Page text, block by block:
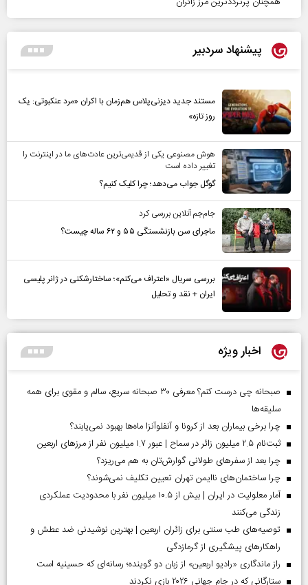
پیشنهاد سردبیر
مستند جدید دیزنی‌پلاس هم‌زمان با اکران «مرد عنکبوتی: یک
روز تازه»
هوش مصنوعی یکی از قدیمی‌ترین عادت‌های ما در اینترنت را
تغییر داده است
گوگل جواب می‌دهد؛ چرا کلیک کنیم؟
جام‌جم آنلاین بررسی کرد
ماجرای سن بازنشستگی ۵۵ و ۶۲ ساله چیست؟
بررسی سریال «اعتراف می‌کنم»؛ ساختارشکنی در ژانر پلیسی
ایران + نقد و تحلیل
اخبار ویژه
صبحانه چی درست کنم؟ معرفی ۳۰ صبحانه سریع، سالم و مقوی برای همه
سلیقه‌ها
چرا برخی بیماران بعد از کرونا و آنفلوآنزا ماه‌ها بهبود نمی‌یابند؟
ثبت‌نام ۲.۵ میلیون زائر در سماح | عبور ۱.۷ میلیون نفر از مرز‌های اربعین
چرا بعد از سفرهای طولانی گوارش‌تان به هم می‌ریزد؟
چرا ساختمان‌های ناایمن تهران تعیین تکلیف نمی‌شوند؟
آمار معلولیت در ایران | بیش از ۱۰.۵ میلیون نفر با محدودیت عملکردی
زندگی می‌کنند
توصیه‌های طب سنتی برای زائران اربعین | بهترین نوشیدنی ضد عطش و
راهکارهای پیشگیری از گرمازدگی
راز ماندگاری «رادیو اربعین» از زبان دو گوینده؛ رسانه‌ای که حسینیه است
ستارگانی که در جام جهانی ۲۰۲۶ بازی نکردند